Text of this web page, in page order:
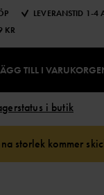
LEVERANSTID 1-4
KR
TILL I
i butik
storlek kommer